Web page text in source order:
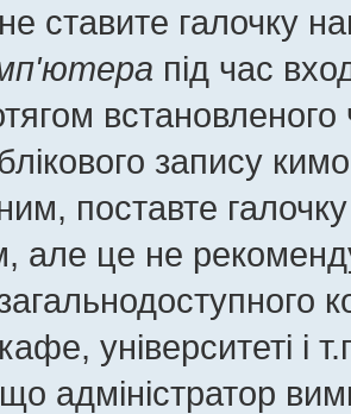
ставите галочку
під час
встановленого
запису
поставте
але це не
університеті і
адміністратор